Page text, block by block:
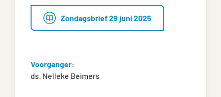
Zondagsbrief 29 juni 2025
Voorganger:
ds. Nelleke Beimers